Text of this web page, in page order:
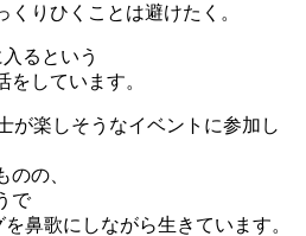
りひくことは避けたく。
るという
しています。
楽しそうなイベントに参加し
の、
で
鼻歌にしながら生きています。